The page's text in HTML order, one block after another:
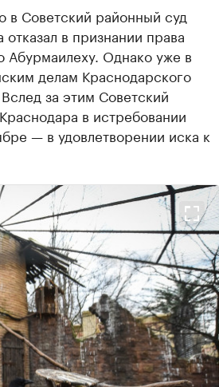
в Советский районный суд
в признании права
Абурмаилеху. Однако уже в
делам Краснодарского
за этим Советский
в истребовании
— в удовлетворении иска к